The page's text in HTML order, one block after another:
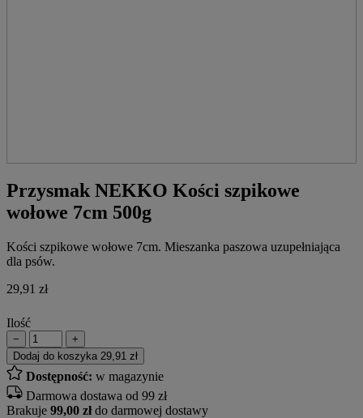
Przysmak NEKKO Kości szpikowe
wołowe 7cm 500g
Kości szpikowe wołowe 7cm. Mieszanka paszowa uzupełniająca
dla psów.
29,91 zł
Ilość
−
+
Dodaj do koszyka 29,91 zł
Dostępność: w magazynie
Darmowa dostawa od 99 zł
Brakuje 99,00 złdo darmowej dostawy